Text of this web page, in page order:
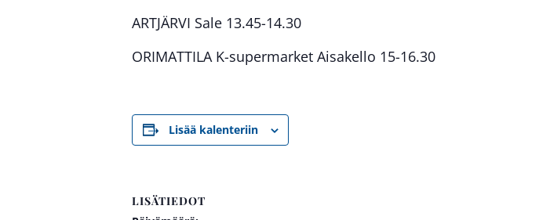
ARTJÄRVI Sale 13.45-14.30
ORIMATTILA K-supermarket Aisakello 15-16.30
Lisää kalenteriin
LISÄTIEDOT